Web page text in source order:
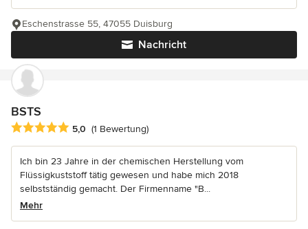
Nachricht
Eschenstrasse 55, 47055 Duisburg
BSTS
Durchschnittliche Bewertung: 5 von 5 Sternen
5,0 (1 Bewertung)
Ich bin 23 Jahre in der chemischen Herstellung vom
Flüssigkuststoff tätig gewesen und habe mich 2018
selbstständig gemacht. Der Firmenname "B...
Mehr